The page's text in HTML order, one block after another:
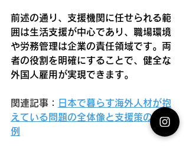
前述の通り、支援機関に任せられる範
囲は生活支援が中心であり、職場環境
や労務管理は企業の責任領域です。両
者の役割を明確にすることで、健全な
外国人雇用が実現できます。
関連記事：
日本で暮らす海外人材が抱
えている問題の全体像と支援策の具体
例